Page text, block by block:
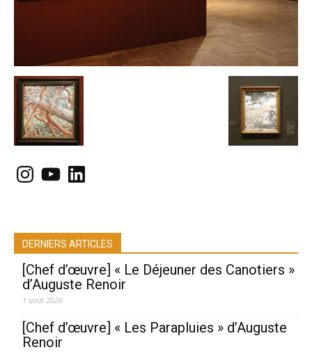
Instagram
YouTubeLinkedIn
DERNIERS ARTICLES
[Chef d’œuvre] « Le Déjeuner des Canotiers »
d’Auguste Renoir
1 août 2026
[Chef d’œuvre] « Les Parapluies » d’Auguste
Renoir